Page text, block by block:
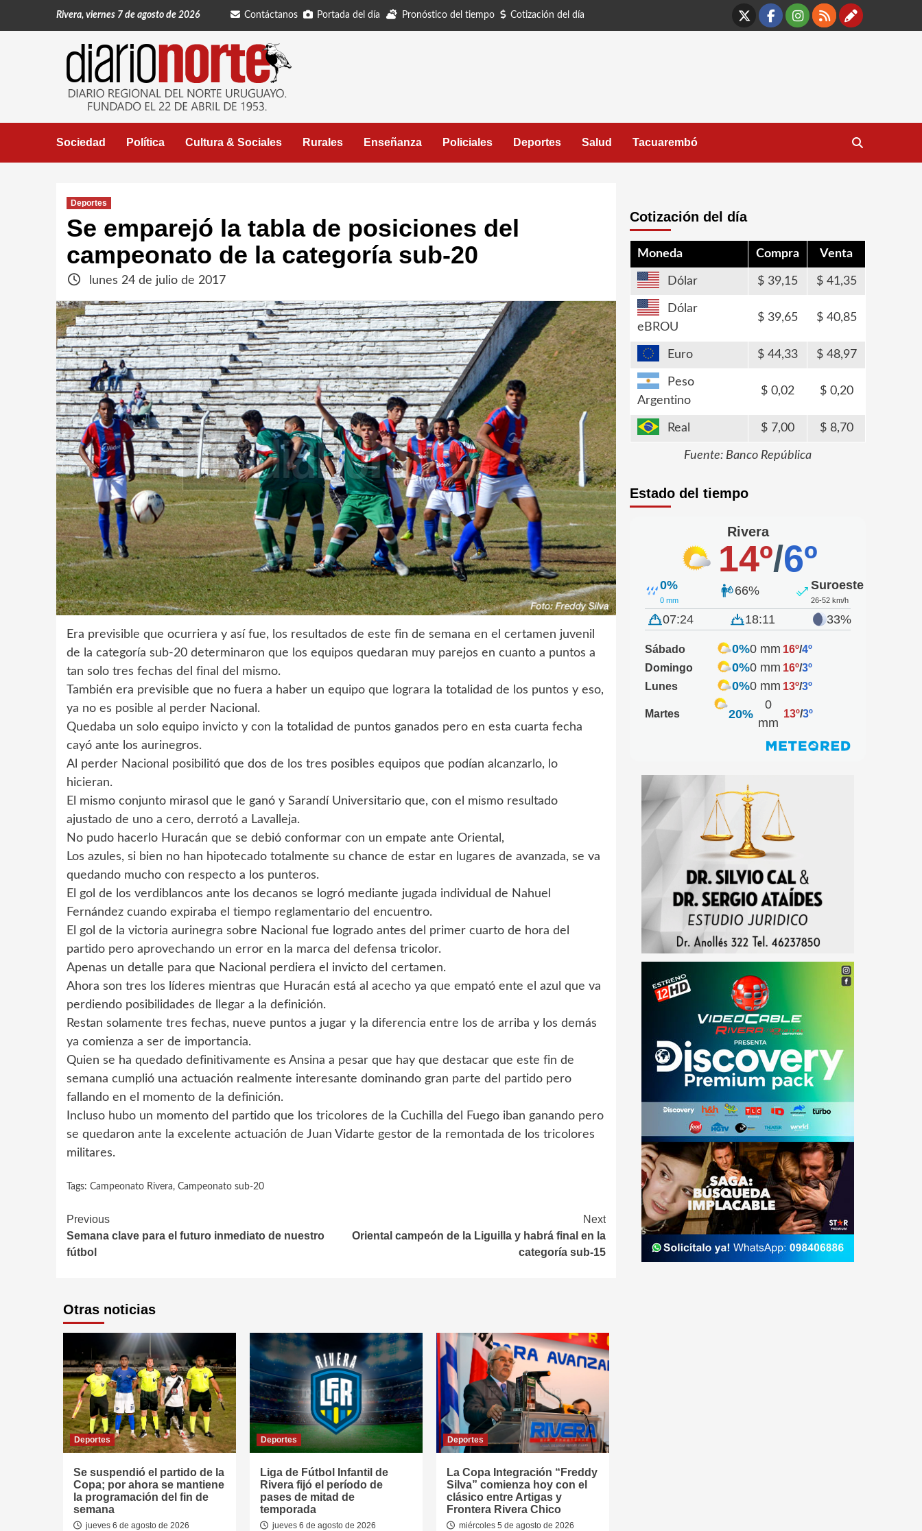
Rivera, viernes 7 de agosto de 2026 Contáctanos Portada del día Pronóstico del tiempo Cotización del día
X Facebook
Instagram
RSS
Sociedad Política Cultura & Sociales Rurales Enseñanza Policiales Deportes Salud Tacuarembó
Deportes
Se emparejó la tabla de posiciones del
campeonato de la categoría sub-20
lunes 24 de julio de 2017
Era previsible que ocurriera y así fue, los resultados de este fin de semana en el certamen juvenil
de la categoría sub-20 determinaron que los equipos quedaran muy parejos en cuanto a puntos a
tan solo tres fechas del final del mismo.
También era previsible que no fuera a haber un equipo que lograra la totalidad de los puntos y eso,
ya no es posible al perder Nacional.
Quedaba un solo equipo invicto y con la totalidad de puntos ganados pero en esta cuarta fecha
cayó ante los aurinegros.
Al perder Nacional posibilitó que dos de los tres posibles equipos que podían alcanzarlo, lo
hicieran.
El mismo conjunto mirasol que le ganó y Sarandí Universitario que, con el mismo resultado
ajustado de uno a cero, derrotó a Lavalleja.
No pudo hacerlo Huracán que se debió conformar con un empate ante Oriental,
Los azules, si bien no han hipotecado totalmente su chance de estar en lugares de avanzada, se va
quedando mucho con respecto a los punteros.
El gol de los verdiblancos ante los decanos se logró mediante jugada individual de Nahuel
Fernández cuando expiraba el tiempo reglamentario del encuentro.
El gol de la victoria aurinegra sobre Nacional fue logrado antes del primer cuarto de hora del
partido pero aprovechando un error en la marca del defensa tricolor.
Apenas un detalle para que Nacional perdiera el invicto del certamen.
Ahora son tres los líderes mientras que Huracán está al acecho ya que empató ente el azul que va
perdiendo posibilidades de llegar a la definición.
Restan solamente tres fechas, nueve puntos a jugar y la diferencia entre los de arriba y los demás
ya comienza a ser de importancia.
Quien se ha quedado definitivamente es Ansina a pesar que hay que destacar que este fin de
semana cumplió una actuación realmente interesante dominando gran parte del partido pero
fallando en el momento de la definición.
Incluso hubo un momento del partido que los tricolores de la Cuchilla del Fuego iban ganando pero
se quedaron ante la excelente actuación de Juan Vidarte gestor de la remontada de los tricolores
militares.
Tags: Campeonato Rivera, Campeonato sub-20
Continue
Reading
Previous
Semana clave para el futuro inmediato de nuestro
fútbol
Next
Oriental campeón de la Liguilla y habrá final en la
categoría sub-15
Otras noticias
Deportes
Se suspendió el partido de la
Copa; por ahora se mantiene
la programación del fin de
semana
jueves 6 de agosto de 2026
Deportes
Liga de Fútbol Infantil de
Rivera fijó el período de
pases de mitad de
temporada
jueves 6 de agosto de 2026
Deportes
La Copa Integración “Freddy
Silva” comienza hoy con el
clásico entre Artigas y
Frontera Rivera Chico
miércoles 5 de agosto de 2026
Cotización del día
Moneda Compra Venta
Dólar 39,15 41,35
Dólar
eBROU
39,65 40,85
Euro 44,33 48,97
Peso
Argentino
0,02 0,20
Real 7,00 8,70
Fuente: Banco República
Estado del tiempo
Rivera
14º/6º
0%
0 mm
66% Suroeste
26-52 km/h
07:24 18:11 33%
Sábado 0%0 mm 16º/4º
Domingo
0%0 mm 16º/3º
Lunes
0%0 mm 13º/3º
Martes 20%
0
mm
13º/3º